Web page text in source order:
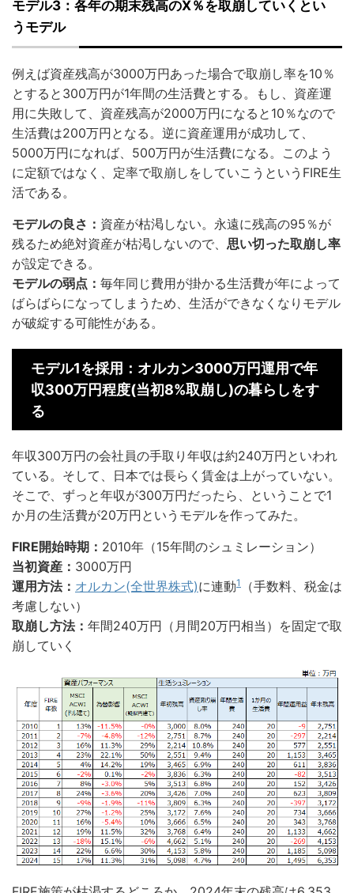
モデル3： 各年の期末残高のX％を取崩していくとい
うモデル
例えば資産残高が3000万円あった場合で取崩し率を10％
とすると300万円が1年間の生活費とする。もし、資産運
用に失敗して、資産残高が2000万円になると10％なので
生活費は200万円となる。逆に資産運用が成功して、
5000万円になれば、500万円が生活費になる。このよう
に定額ではなく、定率で取崩しをしていこうというFIRE生
活である。
モデルの良さ： 資産が枯渇しない。永遠に残高の95％が
残るため絶対資産が枯渇しないので、 思い切った取崩し率
が設定できる。
モデルの弱点： 毎年同じ費用が掛かる生活費が年によって
ばらばらになってしまうため、生活ができなくなりモデル
が破綻する可能性がある。
モデル1を採用：オルカン3000万円運用で年
収300万円程度(当初8%取崩し)の暮らしをす
る
年収300万円の会社員の手取り年収は約240万円といわれ
ている。そして、日本では長らく賃金は上がっていない。
そこで、ずっと年収が300万円だったら、ということで1
か月の生活費が20万円というモデルを作ってみた。
FIRE開始時期： 2010年（15年間のシュミレーション）
当初資産： 3000万円
運用方法： オルカン(全世界株式)に連動1
（手数料、税金は
考慮しない）
取崩し方法： 年間240万円（月間20万円相当）を固定で取
崩していく